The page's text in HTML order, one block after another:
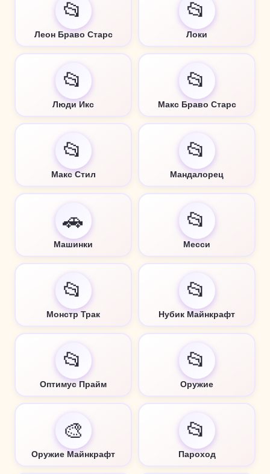
📂
Леон Браво Старс
📂
Локи
📂
Люди Икс
📂
Макс Браво Старс
📂
Макс Стил
📂
Мандалорец
🚗
Машинки
📂
Месси
📂
Монстр Трак
📂
Нубик Майнкрафт
📂
Оптимус Прайм
📂
Оружие
🎨
Оружие Майнкрафт
📂
Пароход